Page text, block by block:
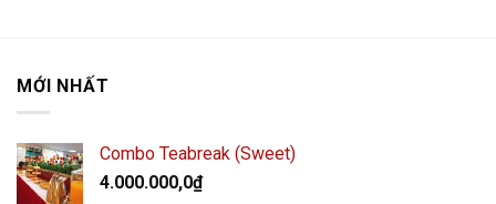
MỚI NHẤT
Combo Teabreak (Sweet)
4.000.000,0₫